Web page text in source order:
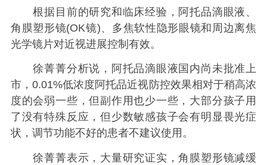
根据目前的研究和临床经验，阿托品滴眼液、
角膜塑形镜(OK镜)、多焦软性隐形眼镜和周边离焦
光学镜片对近视进展控制有效。
徐菁菁分析说，阿托品滴眼液国内尚未批准上
市，0.01%低浓度阿托品近视防控效果相对于稍高浓
度的会弱一些，但副作用也少一些，大部分孩子用
了没有特殊反应，但少数敏感孩子会有明显畏光症
状，调节功能不好的患者不建议使用。
徐菁菁表示，大量研究证实，角膜塑形镜减缓